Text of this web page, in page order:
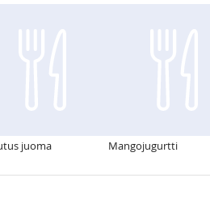
juoma Mangojugurtti